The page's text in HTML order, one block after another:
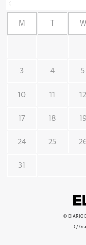
M W
3 4 5
10 11 12
17 18
24 25
31
© DIARIO
C/